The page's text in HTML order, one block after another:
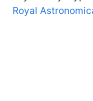
Royal